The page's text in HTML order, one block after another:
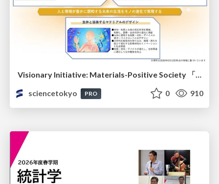
Visionary Initiative: Materials-Positive Society 「モノの進化をポジティブな社会の原動力に」｜Science Tokyo（東京科学大学）
sciencetokyo
PRO 0 910